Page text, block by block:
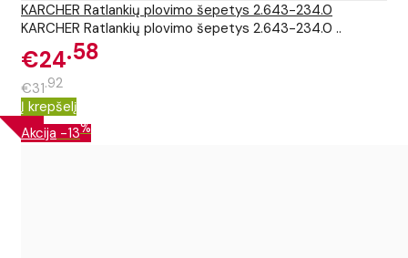
KARCHER Ratlankių plovimo šepetys 2.643-234.0
KARCHER Ratlankių plovimo šepetys 2.643-234.0 ..
€24 58
€31 92
Į krepšelį
Akcija -13%